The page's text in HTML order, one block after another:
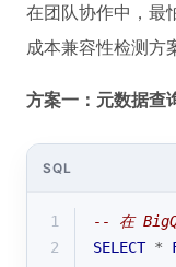
在团队协作中，最
成本兼容性检测方
方案一：元数据查
SQL
1
-- 在
2
SELECT *